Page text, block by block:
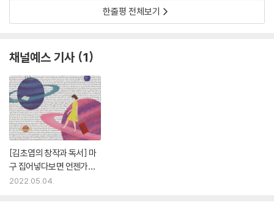
〈현대문학 핀 시리즈〉는 아티스트의 영혼이 깃든 표지 작업과 함께 하나의
특별한 예술작품으로 재구성된 독창적인 소설선, 즉 예술 선집이 되었다.
은 바로 소설과 예술, 이 두 세계의 만남이 이루어낸 영혼의 조화로움 때문
일 것이다.
이동기
한국 현대 미술에 만화 이미지를 본격적으로 도입했으며, 1993년에 창조
한 캐릭터 ‘아토마우스’가 등장하는 일련의 현대 미술 작품들로 알려진 작
가이다. 2000년대 세계 미술의 ‘네오 팝neo-pop’적 흐름을 예견한 그의
작품들은 현대 사회의 다양한 요소들을 다루고 있는데, 만화, 광고, 인터넷
부터 고전 회화와 추상 미술에 이르기까지 다양한 시각적, 문화적 요소 들
을 통해 실재와 허구, 무거움과 가벼움, 물질과 정신, 동양과 서양 등 이질
한줄평 전체보기
채널예스 기사 1
[김초엽의 창작과 독서] 마
구 집어넣다보면 언젠가는
(3)
2022.05.04.